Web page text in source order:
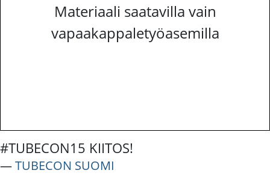
Materiaali saatavilla vain
vapaakappaletyöasemilla
#TUBECON15 KIITOS!
―TUBECON SUOMI